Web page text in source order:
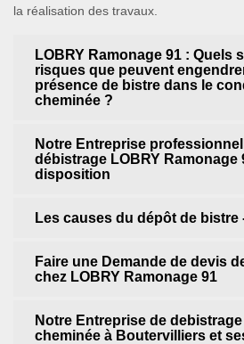
la réalisation des travaux.
LOBRY Ramonage 91 : Quels
risques que peuvent
présence de bistre dans le
cheminée ?
Notre Entreprise
débistrage LOBRY Ramonage
disposition
Les causes du dépôt de bistre
Faire une Demande de devis
chez LOBRY Ramonage 91
Notre Entreprise de
cheminée à Boutervilliers et